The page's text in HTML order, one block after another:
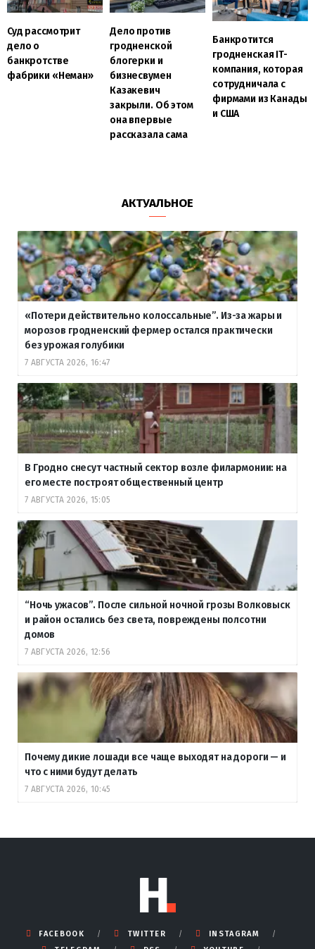
Суд рассмотрит
дело о
банкротстве
фабрики «Неман»
Дело против
гродненской
блогерки и
бизнесвумен
Казакевич
закрыли. Об этом
она впервые
рассказала сама
Банкротится
гродненская IT-
компания, которая
сотрудничала с
фирмами из Канады
и США
АКТУАЛЬНОЕ
«Потери действительно колоссальные”. Из-за жары и
морозов гродненский фермер остался практически
без урожая голубики
7 АВГУСТА 2026, 16:47
В Гродно снесут частный сектор возле филармонии: на
его месте построят общественный центр
7 АВГУСТА 2026, 15:05
“Ночь ужасов”. После сильной ночной грозы Волковыск
и район остались без света, повреждены полсотни
домов
7 АВГУСТА 2026, 12:56
Почему дикие лошади все чаще выходят на дороги — и
что с ними будут делать
7 АВГУСТА 2026, 10:45
FACEBOOK TWITTER
INSTAGRAM